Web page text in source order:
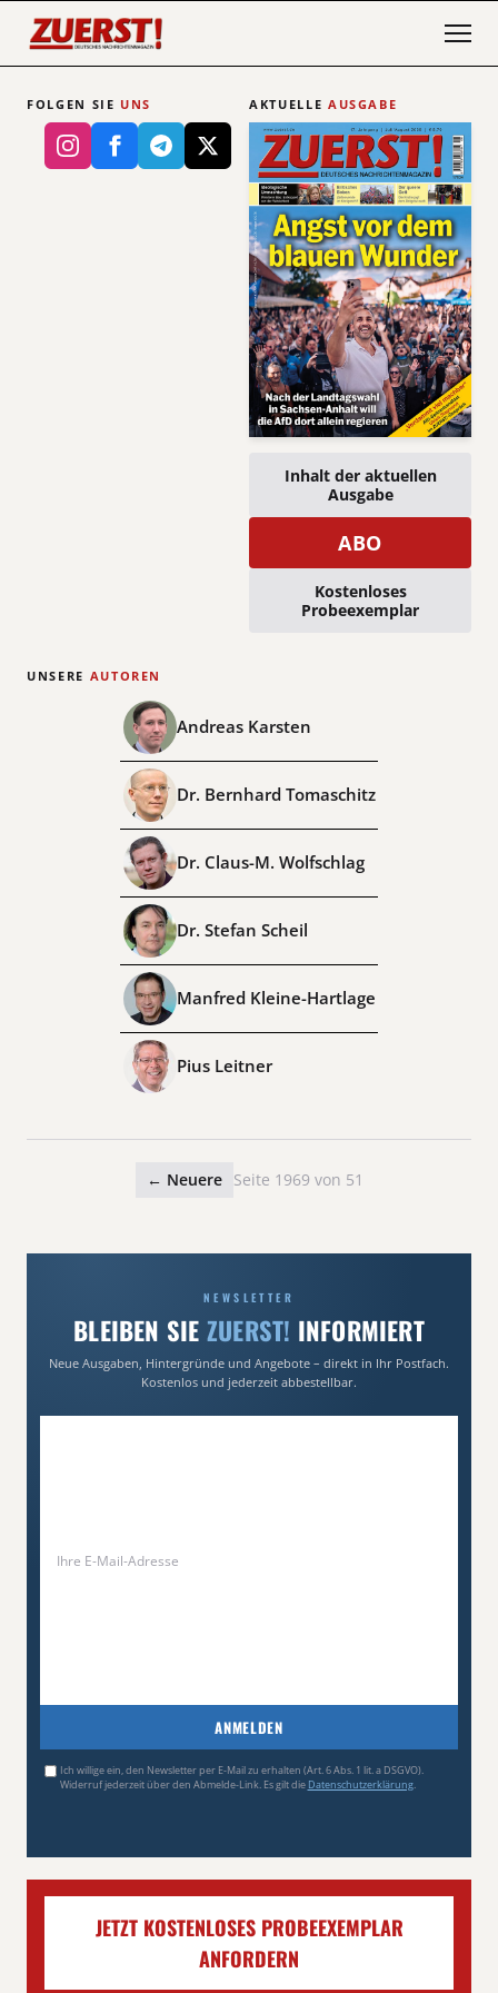
FOLGEN SIE UNS AKTUELLE AUSGABE
Inhalt der aktuellen
Ausgabe
ABO
Kostenloses
Probeexemplar
UNSERE AUTOREN
Andreas Karsten
Dr. Bernhard Tomaschitz
Dr. Claus-M. Wolfschlag
Dr. Stefan Scheil
Manfred Kleine-Hartlage
Pius Leitner
← Neuere Seite 1969 von 51
NEWSLETTER
BLEIBEN SIE ZUERST! INFORMIERT
Neue Ausgaben, Hintergründe und Angebote – direkt in Ihr Postfach.
Kostenlos und jederzeit abbestellbar.
ANMELDEN
Ich willige ein, den Newsletter per E-Mail zu erhalten (Art. 6 Abs. 1 lit. a DSGVO).
Widerruf jederzeit über den Abmelde-Link. Es gilt die Datenschutzerklärung.
JETZT KOSTENLOSES PROBEEXEMPLAR
ANFORDERN